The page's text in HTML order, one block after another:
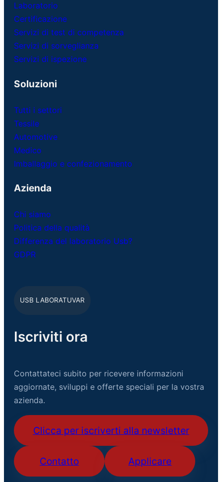
Laboratorio
Certificazione
Servizi di test di competenza
Servizi di sorveglianza
Servizi di ispezione
Soluzioni
Tutti i settori
Tessile
Automotive
Medico
Imballaggio e confezionamento
Azienda
Chi siamo
Politica della qualità
Differenza del laboratorio Usb?
GDPR
USB LABORATUVAR
Iscriviti ora
Contattateci subito per ricevere informazioni
aggiornate, sviluppi e offerte speciali per la vostra
azienda.
Clicca per iscriverti alla newsletter
Contatto Applicare